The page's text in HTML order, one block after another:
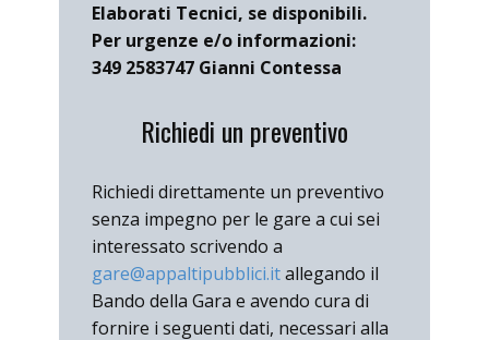
Elaborati Tecnici, se disponibili.
Per urgenze e/o informazioni:
349 2583747 Gianni Contessa
Richiedi un preventivo
Richiedi direttamente un preventivo
senza impegno per le gare a cui sei
interessato scrivendo a
gare@appaltipubblici.itallegando il
Bando della Gara e avendo cura di
fornire i seguenti dati, necessari alla